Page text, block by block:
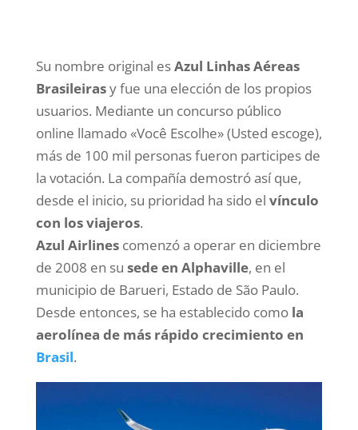
Su nombre original esAzul Linhas Aéreas
Brasileirasy fue una elección de los propios
usuarios. Mediante un concurso público
online llamado «Você Escolhe» (Usted escoge),
más de 100 mil personas fueron participes de
la votación. La compañía demostró así que,
desde el inicio, su prioridad ha sido el vínculo
con los viajeros.
Azul Airlinescomenzó a operar en diciembre
de 2008 en su sede en Alphaville, en el
municipio de Barueri, Estado de São Paulo.
Desde entonces, se ha establecido como la
aerolínea de más rápido crecimiento en
Brasil.